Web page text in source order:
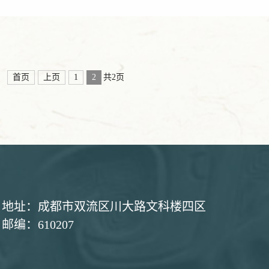
首页 上页 1 2 共2页
地址：成都市双流区川大路文科楼四区
邮编：610207